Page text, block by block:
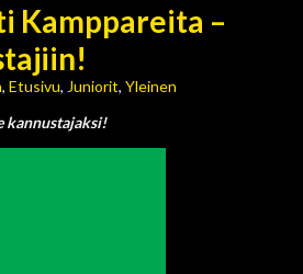
Kamppareita –
, Etusivu, Juniorit, Yleinen
kannustajaksi!